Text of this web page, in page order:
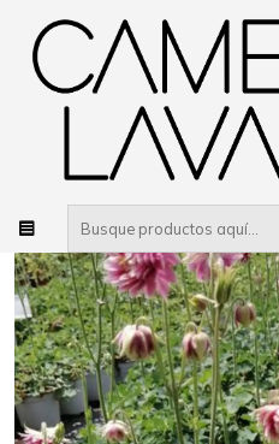
Inicio Planta Plantas Decorativas